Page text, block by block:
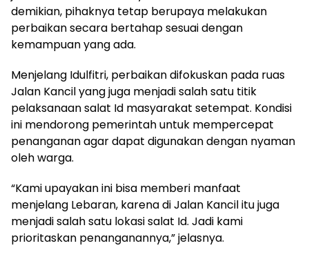
demikian, pihaknya tetap berupaya melakukan
perbaikan secara bertahap sesuai dengan
kemampuan yang ada.
Menjelang Idulfitri, perbaikan difokuskan pada ruas
Jalan Kancil yang juga menjadi salah satu titik
pelaksanaan salat Id masyarakat setempat. Kondisi
ini mendorong pemerintah untuk mempercepat
penanganan agar dapat digunakan dengan nyaman
oleh warga.
“Kami upayakan ini bisa memberi manfaat
menjelang Lebaran, karena di Jalan Kancil itu juga
menjadi salah satu lokasi salat Id. Jadi kami
prioritaskan penanganannya,” jelasnya.